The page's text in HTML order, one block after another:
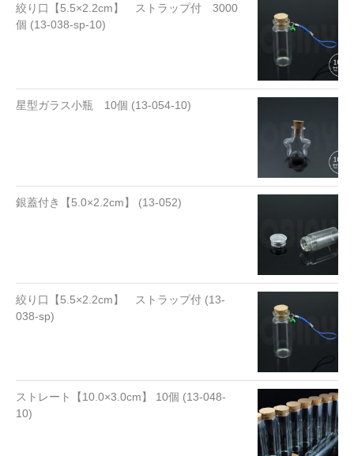
絞り口【5.5×2.2cm】 ストラップ付 3000
個 (13-038-sp-10)
星型ガラス小瓶 10個 (13-054-10)
銀蓋付き【5.0×2.2cm】 (13-052)
絞り口【5.5×2.2cm】 ストラップ付 (13-
038-sp)
ストレート【10.0×3.0cm】 10個 (13-048-
10)